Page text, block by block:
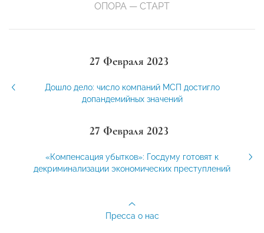
ОПОРА — СТАРТ
27 Февраля 2023
Дошло дело: число компаний МСП достигло
допандемийных значений
27 Февраля 2023
«Компенсация убытков»: Госдуму готовят к
декриминализации экономических преступлений
Пресса о нас